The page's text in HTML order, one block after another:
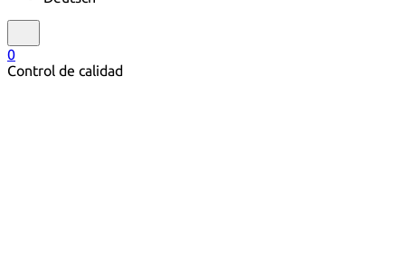
0
Control de calidad